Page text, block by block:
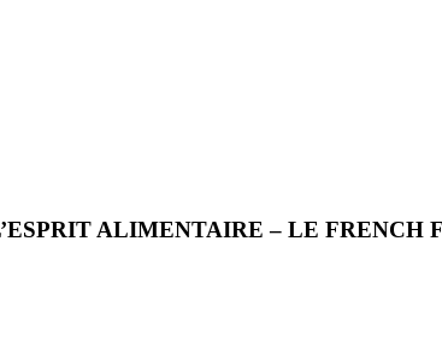
ALIMENTAIRE – LE FRENCH